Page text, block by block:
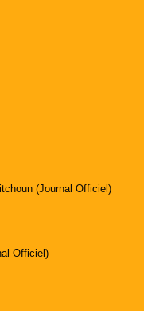
(Journal Officiel)
Officiel)